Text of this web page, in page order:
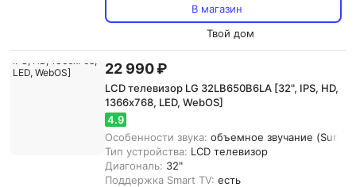
В магазин
Твой дом
22 990 ₽
LCD телевизор LG 32LB650B6LA [32", IPS, HD,
1366х768, LED, WebOS]
4.9
Особенности звука: объемное звучание
Тип устройства: LCD телевизор
Диагональ: 32"
Поддержка Smart TV: есть